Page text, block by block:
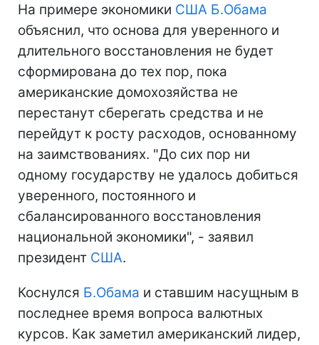
На примере экономики США Б.Обама
объяснил, что основа для уверенного и
длительного восстановления не будет
сформирована до тех пор, пока
американские домохозяйства не
перестанут сберегать средства и не
перейдут к росту расходов, основанному
на заимствованиях. "До сих пор ни
одному государству не удалось добиться
уверенного, постоянного и
сбалансированного восстановления
национальной экономики", - заявил
президент США.
Коснулся Б.Обама и ставшим насущным в
последнее время вопроса валютных
курсов. Как заметил американский лидер,